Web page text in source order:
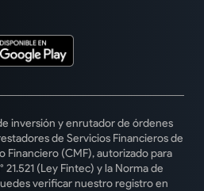
inversión y enrutador de órdenes
de Servicios Financieros de
Financiero (CMF), autorizado para
(Ley Fintec) y la Norma de
verificar nuestro registro en